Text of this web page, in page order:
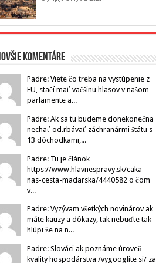
komentáre
Padre: Viete čo treba na vystúpenie z
EU, stačí mať väčšinu hlasov v našom
parlamente a...
Padre: Ak sa tu budeme donekonečna
nechať od.rbávať záchranármi štátu s
13 dôchodkami,...
Padre: Tu je článok
https://www.hlavnespravy.sk/caka-
nas-cesta-madarska/4440582 o čom
v...
Padre: Vyzývam všetkých novinárov ak
máte kauzy a dôkazy, tak nebuďte tak
hlúpi že na n...
Padre: Slováci ak poznáme úroveň
kvality hospodárstva /vygooglite si/ za